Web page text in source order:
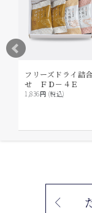
フリーズドライ詰合
せ ＦＤ－４Ｅ
1,836円 (税込)